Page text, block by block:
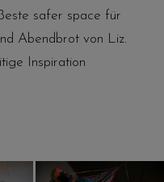
safer space für
Abendbrot von Liz.
Inspiration